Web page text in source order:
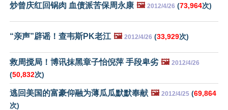
炒曾庆红回锅肉 血债派苦保周永康 🖼️ 2012/4/26 (73,964次)
“亲声”辟谣！查韦斯PK老江 🖼️ 2012/4/26 (33,929次)
救周搅局！博讯抹黑章子怡倪萍 手段卑劣 🖼️ 2012/4/26
(50,832次)
逃回美国的富豪仰融为薄瓜瓜默默奉献 🖼️ 2012/4/25 (69,864
次)